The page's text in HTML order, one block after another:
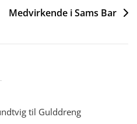
Medvirkende i Sams Bar
til Gulddreng